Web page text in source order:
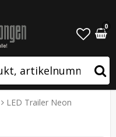
0
LED Trailer Neon